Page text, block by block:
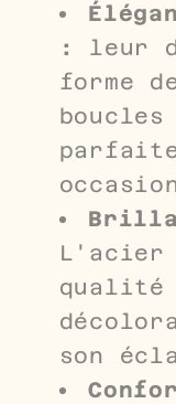
:
leur
forme
L'acier
qualité
son